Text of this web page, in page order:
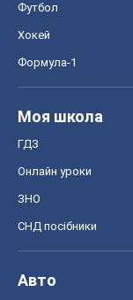
Футбол
Хокей
Формула-1
Моя школа
ГДЗ
Онлайн уроки
ЗНО
СНД посібники
Авто